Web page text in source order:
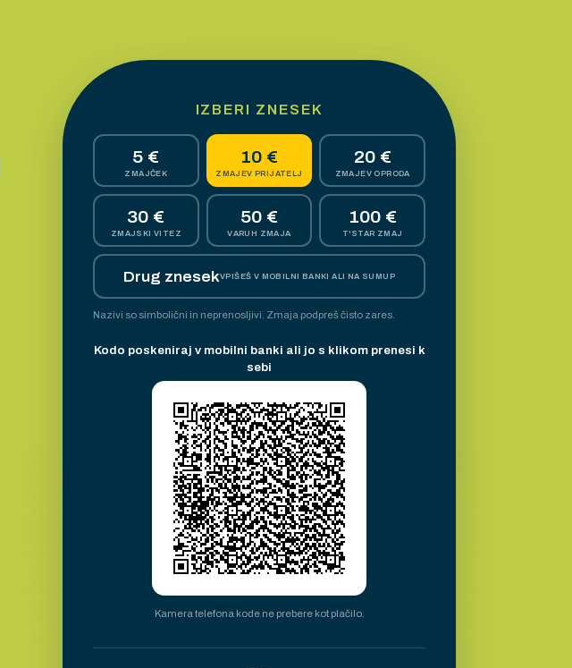
IZBERI ZNESEK
5 €
ZMAJČEK
10 €
ZMAJEV PRIJATELJ
20 €
ZMAJEV OPRODA
30 €
ZMAJSKI VITEZ
50 €
VARUH ZMAJA
100 €
T'STAR ZMAJ
Drug znesekVPIŠEŠ V MOBILNI BANKI ALI NA SUMUP
Nazivi so simbolični in neprenosljivi. Zmaja podpreš čisto zares.
Kodo poskeniraj v mobilni banki ali jo s klikom prenesi k
sebi
Kamera telefona kode ne prebere kot plačilo.